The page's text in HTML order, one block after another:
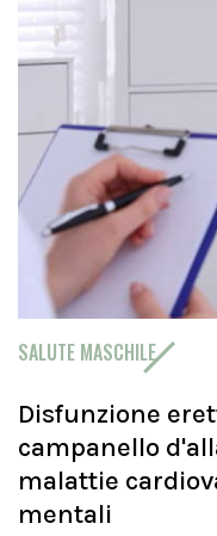
SALUTE MASCHILE
Disfunzione
campanello
malattie
mentali